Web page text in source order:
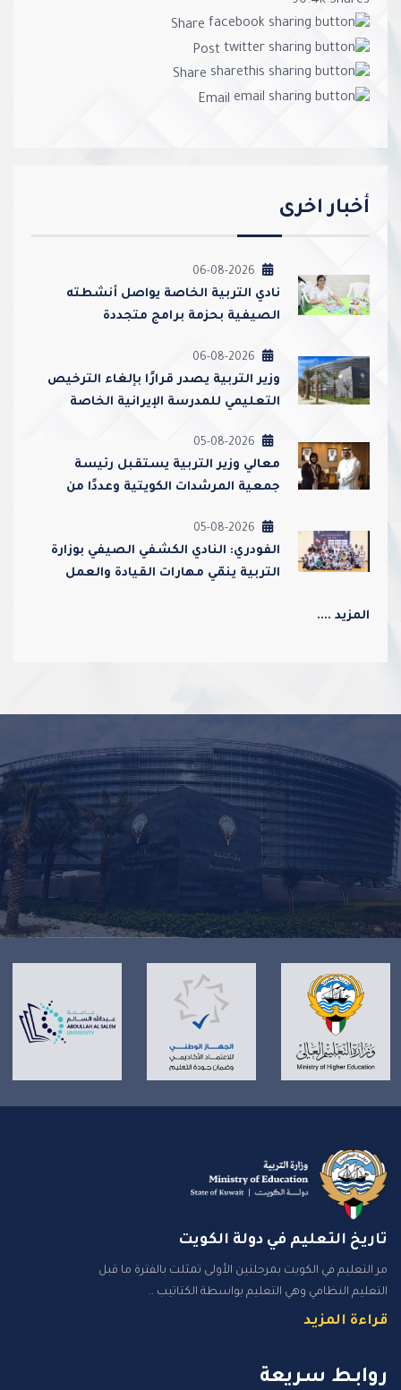
Share
Post
Share
Email
أخبار اخرى
06-08-2026
نادي التربية الخاصة يواصل أنشطته
الصيفية بحزمة برامج متجددة
06-08-2026
وزير التربية يصدر قرارًا بإلغاء الترخيص
التعليمي للمدرسة الإيرانية الخاصة
05-08-2026
معالي وزير التربية يستقبل رئيسة
جمعية المرشدات الكويتية وعددًا من
05-08-2026
الفودري: النادي الكشفي الصيفي بوزارة
التربية ينمّي مهارات القيادة والعمل
المزيد ....
تاريخ التعليم في دولة الكويت
مر التعليم في الكويت بمرحلتين الأولى تمثلت بالفترة ما قبل
التعليم النظامي وهي التعليم بواسطة الكتاتيب ..
قراءة المزيد
روابـط سـريعة